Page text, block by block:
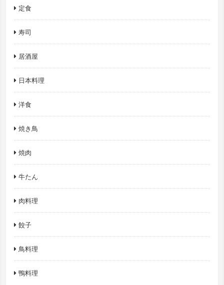
定食
寿司
居酒屋
日本料理
洋食
焼き鳥
焼肉
牛たん
肉料理
餃子
鳥料理
鴨料理